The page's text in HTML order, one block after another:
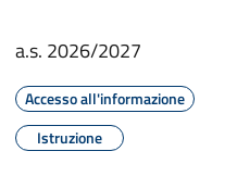
a.s. 2026/2027
Accesso all'informazione
Istruzione